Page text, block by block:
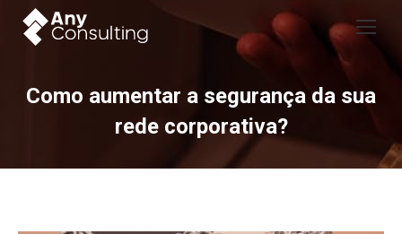
Como aumentar a segurança da sua
rede corporativa?